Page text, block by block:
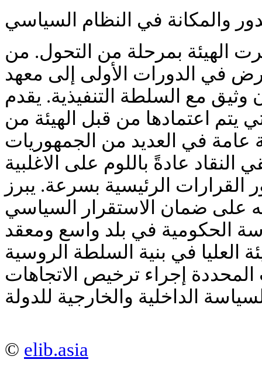
والمكانة في النظام السياسي
الهيئة بمرحلة من التحول. من
في الدورات الأولى إلى معهد
مع السلطة التنفيذية. يقدم
يتم اعتمادها من قبل الهيئة من
في العديد من الجمهوريات
النقاد عادةً باللوم على الاغلبية
القرارات الرئيسية بسرعة. يبرز
على ضمان الاستقرار السياسي
الحكومية في بلد واسع ومعقد
العليا في بنية السلطة الروسية
إجراء ترخيص الاتجاهات
© elib.asia